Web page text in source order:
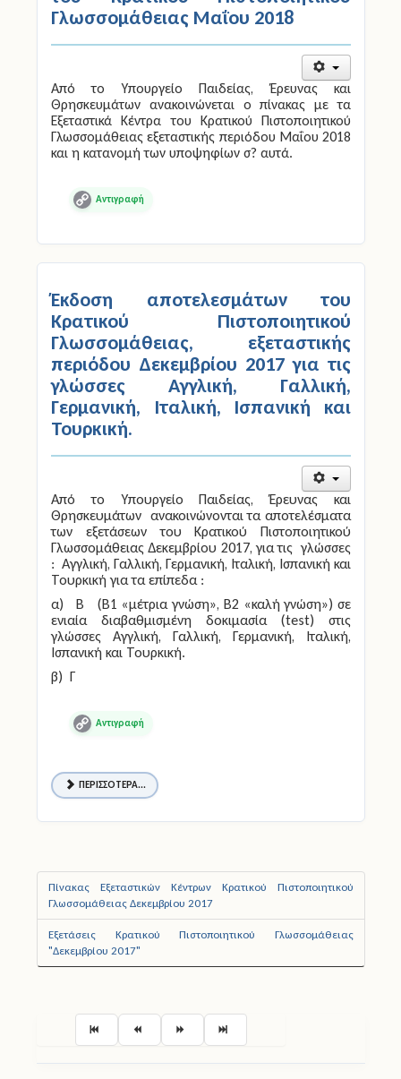
Γλωσσομάθειας Μαΐου 2018
Από το Υπουργείο Παιδείας, Έρευνας και
Θρησκευμάτων ανακοινώνεται ο πίνακας με τα
Εξεταστικά Κέντρα του Κρατικού Πιστοποιητικού
Γλωσσομάθειας εξεταστικής περιόδου Μαΐου 2018
και η κατανομή των υποψηφίων σ? αυτά.
Copy
Έκδοση αποτελεσμάτων του
Κρατικού Πιστοποιητικού
Γλωσσομάθειας, εξεταστικής
περιόδου Δεκεμβρίου 2017 για τις
γλώσσες Αγγλική, Γαλλική,
Γερμανική, Ιταλική, Ισπανική και
Τουρκική.
Από το Υπουργείο Παιδείας, Έρευνας και
Θρησκευμάτων ανακοινώνονται τα αποτελέσματα
των εξετάσεων του Κρατικού Πιστοποιητικού
Γλωσσομάθειας Δεκεμβρίου 2017, για τις γλώσσες
: Αγγλική, Γαλλική, Γερμανική, Ιταλική, Ισπανική και
Τουρκική για τα επίπεδα :
α) Β (Β1 «μέτρια γνώση», Β2 «καλή γνώση») σε
ενιαία διαβαθμισμένη δοκιμασία (test) στις
γλώσσες Αγγλική, Γαλλική, Γερμανική, Ιταλική,
Ισπανική και Τουρκική.
β) Γ
Copy
ΠΕΡΙΣΣΌΤΕΡΑ...
Πίνακας Εξεταστικών Κέντρων Κρατικού Πιστοποιητικού
Γλωσσομάθειας Δεκεμβρίου 2017
Εξετάσεις Κρατικού Πιστοποιητικού Γλωσσομάθειας
"Δεκεμβρίου 2017"